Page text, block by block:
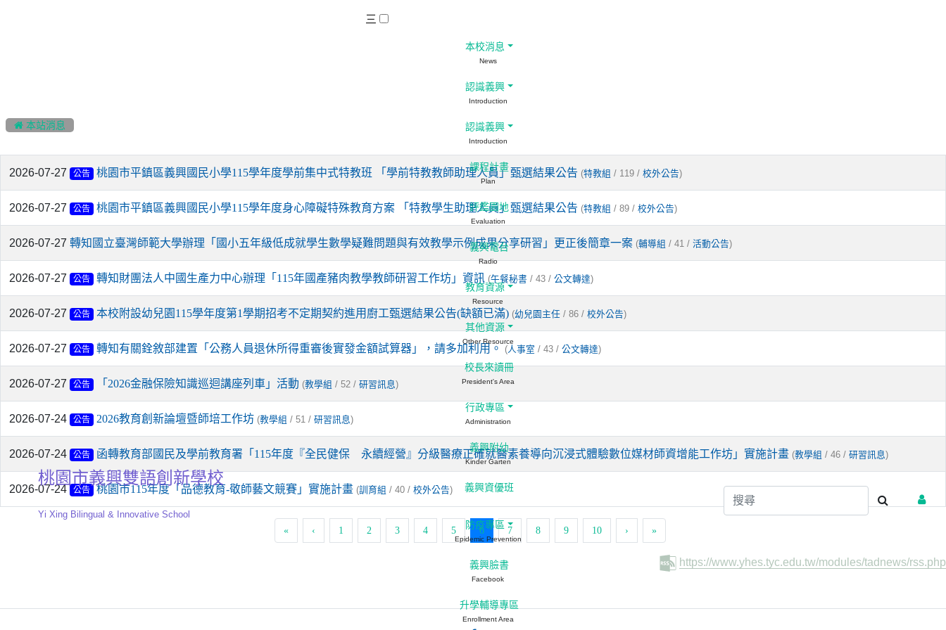
 本站消息
2026-07-27 公告 桃園市平鎮區義興國民小學115學年度學前集中式特教班 「學前特教教師助理人員」甄選結果公告 (特教組 / 119 / 校外公告)
2026-07-27 公告 桃園市平鎮區義興國民小學115學年度身心障礙特殊教育方案 「特教學生助理人員」甄選結果公告 (特教組 / 89 / 校外公告)
2026-07-27 轉知國立臺灣師範大學辦理「國小五年級低成就學生數學疑難問題與有效教學示例成果分享研習」更正後簡章一案 (輔導組 / 41 / 活動公告)
2026-07-27 公告 轉知財團法人中國生產力中心辦理「115年國產豬肉教學教師研習工作坊」資訊 (午餐秘書 / 43 / 公文轉達)
2026-07-27 公告 本校附設幼兒園115學年度第1學期招考不定期契約進用廚工甄選結果公告(缺額已滿) (幼兒園主任/ 86 / 校外公告)
2026-07-27 公告 轉知有關銓敘部建置「公務人員退休所得重審後實發金額試算器」，請多加利用。 (人事室 / 43 / 公文轉達)
2026-07-27 公告 「2026金融保險知識巡迴講座列車」活動 (教學組 / 52 / 研習訊息)
2026-07-24 公告 2026教育創新論壇暨師培工作坊 (教學組 / 51 / 研習訊息)
2026-07-24 公告 函轉教育部國民及學前教育署「115年度『全民健保 永續經營』分級醫療正確就醫素養導向沉浸式體驗數位媒材師資增能工作坊」實施計畫 (教學組 / 46 / 研習訊息)
2026-07-24 公告 桃園市115年度「品德教育-敬師藝文競賽」實施計畫 (訓育組 / 40 / 校外公告)
« ‹ 1 2 3 4 5 6(current)
7 8 9 10 › »
https://www.yhes.tyc.edu.tw/modules/tadnews/rss.php
桃園市義興雙語創新學校
Yi Xing Bilingual & Innovative School
三
本校消息
News
認識義興
Introduction
認識義興
Introduction
課程計畫
Plan
評鑑園地
Evaluation
義興電台
Radio
教育資源
Resource
其他資源
Other Resource
校長來讀冊
President's Area
行政專區
Administration
義興附幼
Kinder Garten
義興資優班
防疫專區
Epidemic Prevention
義興臉書
Facebook
升學輔導專區
Enrollment Area